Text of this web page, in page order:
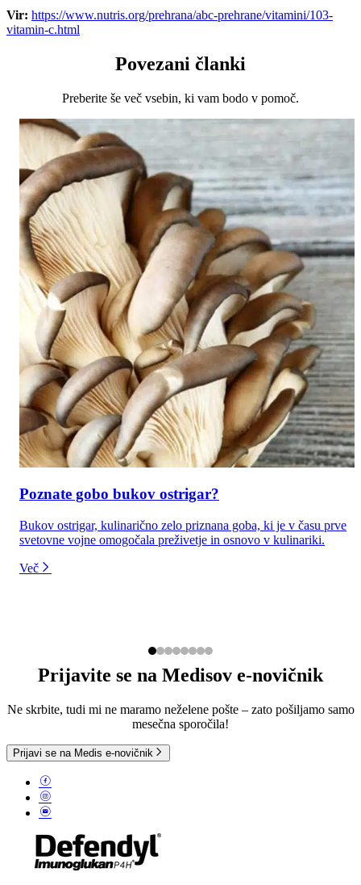
Vir: https://www.nutris.org/prehrana/abc-prehrane/vitamini/103-
vitamin-c.html
Povezani članki
Preberite še več vsebin, ki vam bodo v pomoč.
Poznate gobo bukov ostrigar?
Bukov ostrigar, kulinarično zelo priznana goba, ki je v času prve
svetovne vojne omogočala preživetje in osnovo v kulinariki.
Več
Prijavite se na Medisov e-novičnik
Ne skrbite, tudi mi ne maramo neželene pošte – zato pošiljamo samo
mesečna sporočila!
Prijavi se na Medis e-novičnik